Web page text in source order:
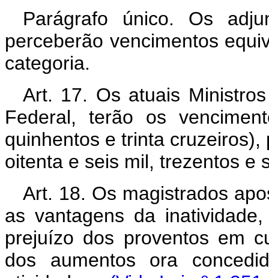
Parágrafo único. Os
perceberão vencimentos
categoria.
Art. 17. Os atuais
Federal, terão os
quinhentos e trinta
oitenta e seis mil, trezentos e
Art. 18. Os magistrados
as vantagens da
prejuízo dos proventos em
dos aumentos ora